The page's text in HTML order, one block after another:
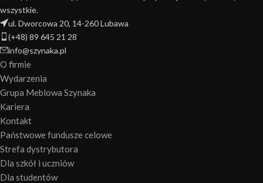
wszystkie.
ul. Dworcowa 20, 14-260 Lubawa
(+48) 89 645 21 28
info@szynaka.pl
O firmie
Wydarzenia
Grupa Meblowa Szynaka
Kariera
Kontakt
Państwowe fundusze celowe
Strefa dystrybutora
Dla szkół i uczniów
Dla studentów